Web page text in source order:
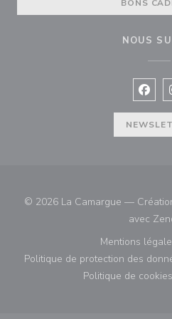
BONS
NOUS
© 2026 La Camargue —
avec
Mentions
Politique de protection des
Politique de cookies
((ouvre